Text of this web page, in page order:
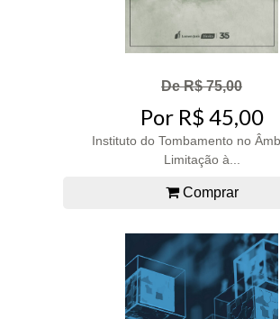
De R$ 75,00
Por R$ 45,00
Instituto do Tombamento no
Limitação à...
Comprar